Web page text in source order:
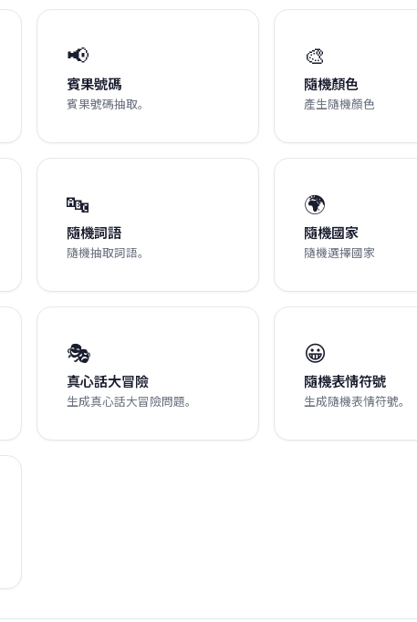
📢
賓果號碼
賓果號碼抽取。
🎨
隨機顏色
產生隨機顏色
🔤
隨機詞語
隨機抽取詞語。
🌍
隨機國家
隨機選擇國家
🎭
真心話大冒險
生成真心話大冒險問題。
😀
隨機表情符號
生成隨機表情符號。